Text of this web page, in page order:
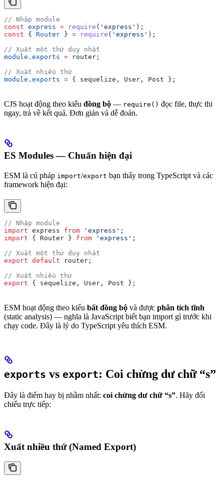
// Nhập module
const express = require ( 'express' );
const { Router } = require ( 'express' );
// Xuất một thứ duy nhất
module . exports = router ;
// Xuất nhiều thứ
module . exports = { sequelize , User , Post };
CJS hoạt động theo kiểu đồng bộ — require() đọc file, thực thi
ngay, trả về kết quả. Đơn giản và dễ đoán.
ES Modules — Chuẩn hiện đại
ESM là cú pháp import/export bạn thấy trong TypeScript và các
framework hiện đại:
// Nhập module
import express from 'express' ;
import { Router } from 'express' ;
// Xuất một thứ duy nhất
export default router ;
// Xuất nhiều thứ
export { sequelize , User , Post };
ESM hoạt động theo kiểu bất đồng bộ và được phân tích tĩnh
(static analysis) — nghĩa là JavaScript biết bạn import gì trước khi
chạy code. Đây là lý do TypeScript yêu thích ESM.
exports vs export: Coi chừng dư chữ “s”
Đây là điểm hay bị nhầm nhất: coi chừng dư chữ “s”. Hãy đối
chiếu trực tiếp:
Xuất nhiều thứ (Named Export)